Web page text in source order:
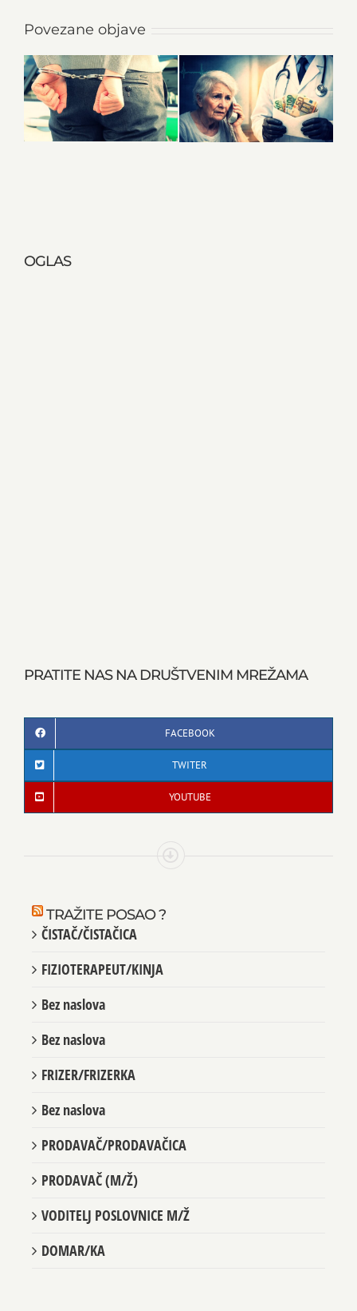
Povezane objave
OGLAS
PRATITE NAS NA DRUŠTVENIM MREŽAMA
FACEBOOK
TWITER
YOUTUBE
TRAŽITE POSAO ?
ČISTAČ/ČISTAČICA
FIZIOTERAPEUT/KINJA
Bez naslova
Bez naslova
FRIZER/FRIZERKA
Bez naslova
PRODAVAČ/PRODAVAČICA
PRODAVAČ (M/Ž)
VODITELJ POSLOVNICE M/Ž
DOMAR/KA